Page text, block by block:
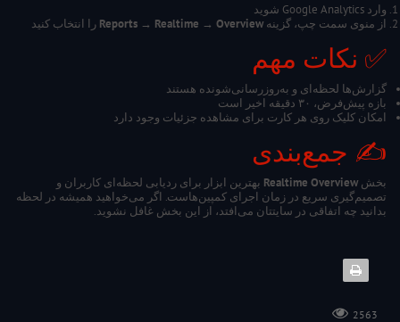
وارد Google Analytics شوید
از منوی سمت چپ، گزینه Reports → Realtime → Overview را انتخاب کنید
✅ نکات مهم
گزارش‌ها لحظه‌ای و به‌روزرسانی‌شونده هستند
بازه پیش‌فرض، ۳۰ دقیقه اخیر است
امکان کلیک روی هر کارت برای مشاهده جزئیات وجود دارد
✍️ جمع‌بندی
بخش Realtime Overview بهترین ابزار برای ردیابی لحظه‌ای کاربران و
تصمیم‌گیری سریع در زمان اجرای کمپین‌هاست. اگر می‌خواهید همیشه در لحظه
بدانید چه اتفاقی در سایتتان می‌افتد، از این بخش غافل نشوید.
2563